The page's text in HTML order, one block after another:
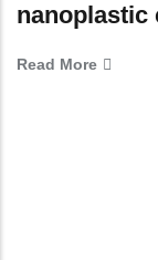
nanoplastic
Read More